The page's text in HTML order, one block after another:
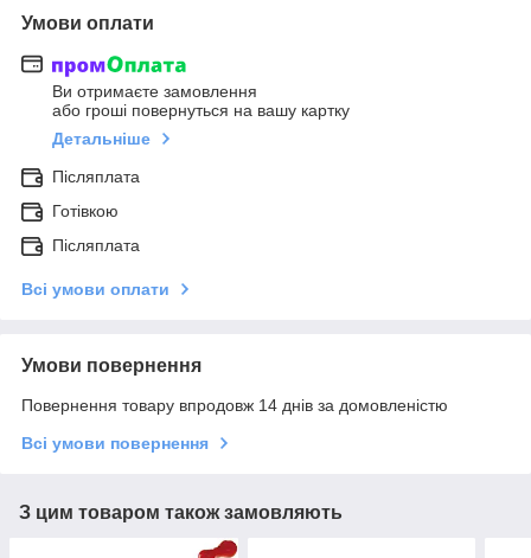
Умови оплати
Ви отримаєте замовлення
або гроші повернуться на вашу картку
Детальніше
Післяплата
Готівкою
Післяплата
Всі умови оплати
Умови повернення
Повернення товару впродовж 14 днів за домовленістю
Всі умови повернення
З цим товаром також замовляють